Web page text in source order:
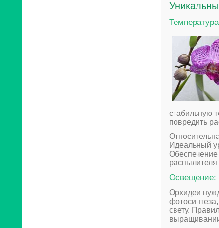
стабильную
повредить
Идеальный
Освещение:
Орхидеи
свету.